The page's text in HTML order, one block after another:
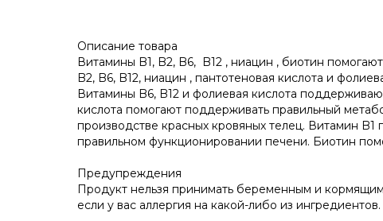
Описание товара
Витамины B1, B2, B6, B12 , ниацин , биотин
B2, B6, B12, ниацин , пантотеновая кислота и
Витамины B6, B12 и фолиевая кислота
кислота помогают поддерживать правильный
производстве красных кровяных телец. Витамин
правильном функционировании печени. Биотин
Предупреждения
Продукт нельзя принимать беременным и
если у вас аллергия на какой-либо из ингредиентов.